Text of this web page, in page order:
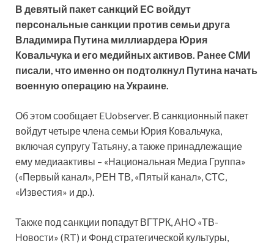
В девятый пакет санкций ЕС войдут
персональные санкции против семьи друга
Владимира Путина миллиардера Юрия
Ковальчука и его медийных активов. Ранее СМИ
писали, что именно он подтолкнул Путина начать
военную операцию на Украине.
Об этом сообщает EUobserver. В санкционный пакет
войдут четыре члена семьи Юрия Ковальчука,
включая супругу Татьяну, а также принадлежащие
ему медиаактивы – «Национальная Медиа Группа»
(«Первый канал», РЕН ТВ, «Пятый канал», СТС,
«Известия» и др.).
Также под санкции попадут ВГТРК, АНО «ТВ-
Новости» (RT) и Фонд стратегической культуры,